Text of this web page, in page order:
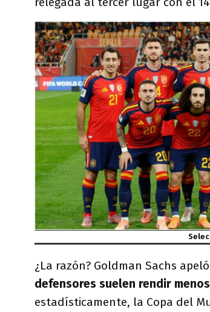
¿La razón? Goldman Sachs
defensores suelen rendir
estadísticamente, la Copa del